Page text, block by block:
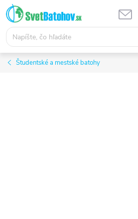
Prejsť
na
obsah
Študentské a mestské batohy